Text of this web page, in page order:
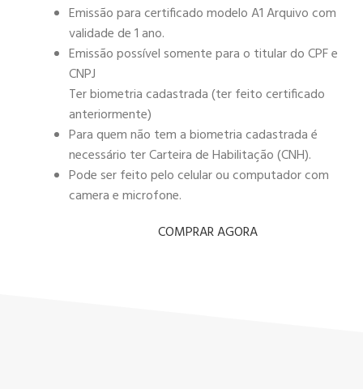
Emissão para certificado modelo A1 Arquivo com
validade de 1 ano.
Emissão possível somente para o titular do CPF e
CNPJ
Ter biometria cadastrada (ter feito certificado
anteriormente)
Para quem não tem a biometria cadastrada é
necessário ter Carteira de Habilitação (CNH).
Pode ser feito pelo celular ou computador com
camera e microfone.
COMPRAR AGORA